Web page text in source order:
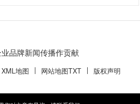
品牌新闻传播作贡献
XML地图 网站地图TXT 版权声明